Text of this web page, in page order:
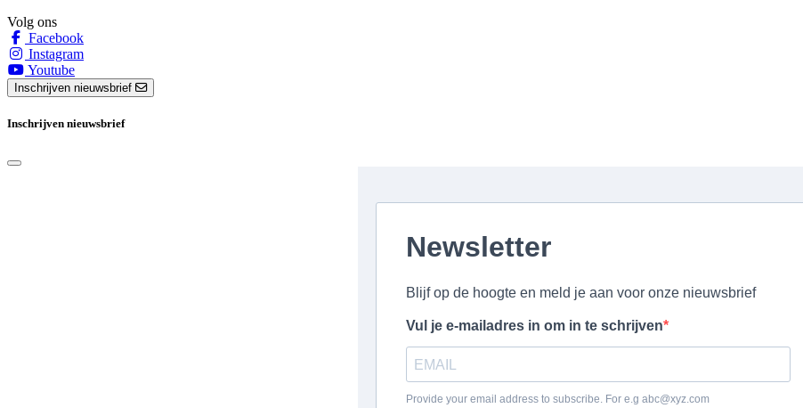
Volg ons
Facebook
Instagram
Youtube
Inschrijven nieuwsbrief
Inschrijven nieuwsbrief